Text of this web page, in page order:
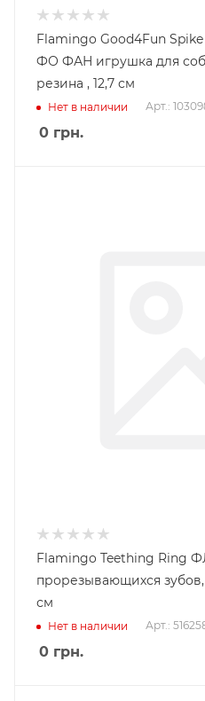
Flamingo Good4Fun
ФО ФАН игрушка для
резина , 12,7 см
Нет в наличии Арт.:
0 грн.
Flamingo Teething
прорезывающихся
см
Нет в наличии Арт.:
0 грн.